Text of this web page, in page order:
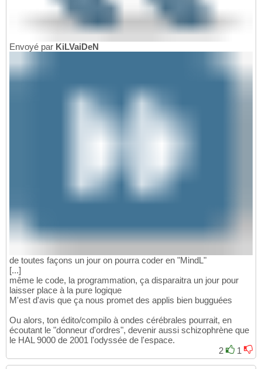
Envoyé par KiLVaiDeN
de toutes façons un jour on pourra coder en "MindL"
[...]
même le code, la programmation, ça disparaitra un jour pour
laisser place à la pure logique
M'est d'avis que ça nous promet des applis bien bugguées
Ou alors, ton édito/compilo à ondes cérébrales pourrait, en
écoutant le "donneur d'ordres", devenir aussi schizophrène que
le HAL 9000 de 2001 l'odyssée de l'espace.
2
1